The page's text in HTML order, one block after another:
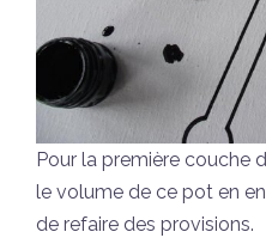
Pour la première couche
le volume de ce pot en
de refaire des provisions.